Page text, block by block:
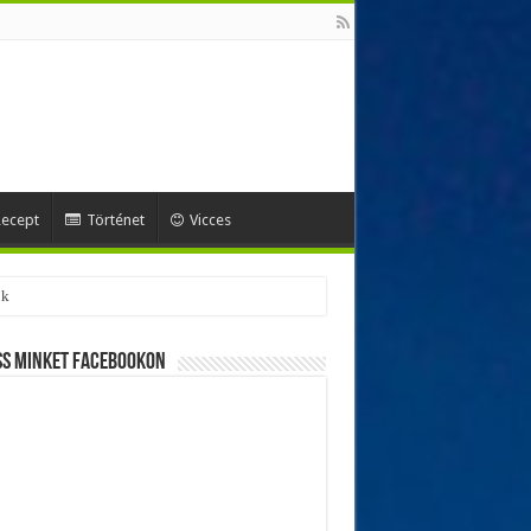
Történet Vicces
minket Facebookon